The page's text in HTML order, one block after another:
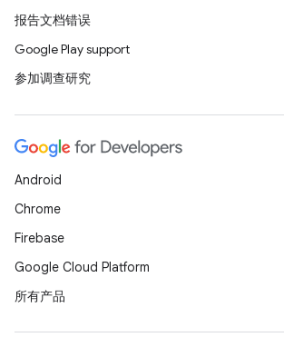
报告文档错误
Google Play support
参加调查研究
Android
Chrome
Firebase
Google Cloud Platform
所有产品